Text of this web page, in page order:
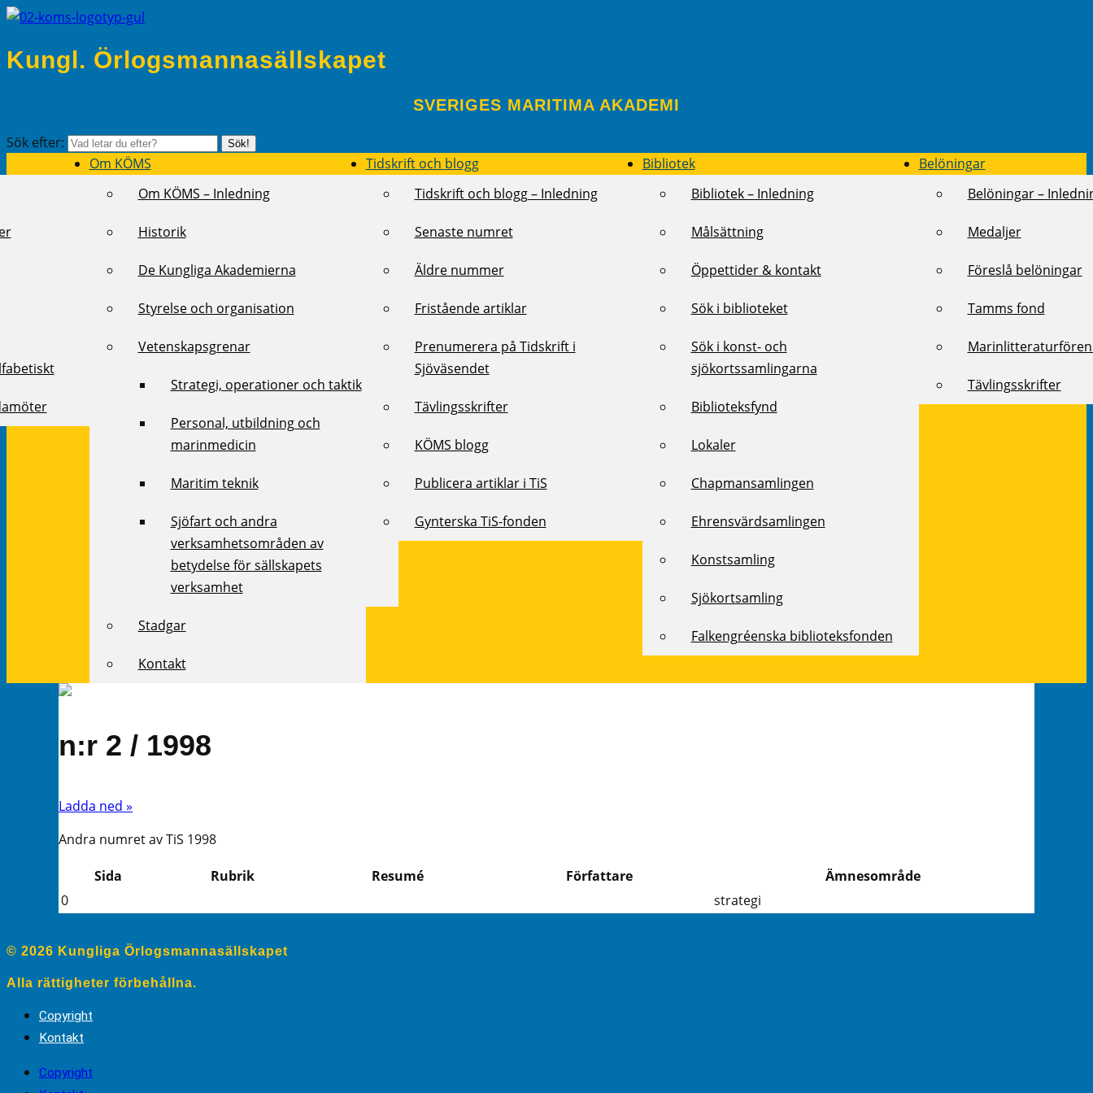
Kungl. Örlogsmannasällskapet
SVERIGES MARITIMA AKADEMI
Sök efter: Sök!
Om KÖMS
Om KÖMS – Inledning
Historik
De Kungliga Akademierna
Styrelse och organisation
Vetenskapsgrenar
Strategi, operationer och taktik
Personal, utbildning och
marinmedicin
Maritim teknik
Sjöfart och andra
verksamhetsområden av
betydelse för sällskapets
verksamhet
Stadgar
Kontakt
Tidskrift och blogg
Tidskrift och blogg – Inledning
Senaste numret
Äldre nummer
Fristående artiklar
Prenumerera på Tidskrift i
Sjöväsendet
Tävlingsskrifter
KÖMS blogg
Publicera artiklar i TiS
Gynterska TiS-fonden
Bibliotek
Bibliotek – Inledning
Målsättning
Öppettider & kontakt
Sök i biblioteket
Sök i konst- och
sjökortssamlingarna
Biblioteksfynd
Lokaler
Chapmansamlingen
Ehrensvärdsamlingen
Konstsamling
Sjökortsamling
Falkengréenska biblioteksfonden
Belöningar
Belöningar –
Medaljer
Föreslå belöningar
Tamms fond
Tävlingsskrifter
n:r 2 / 1998
Ladda ned »
Andra numret av TiS 1998
Sida Rubrik Resumé Författare
Ämnesområde
0
strategi
© 2026 Kungliga Örlogsmannasällskapet
Alla rättigheter förbehållna.
Copyright
Kontakt
Copyright